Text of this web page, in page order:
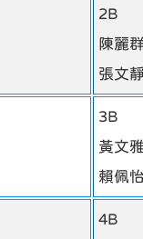
2B
陳麗
張文
3B
黃文
賴佩
4B